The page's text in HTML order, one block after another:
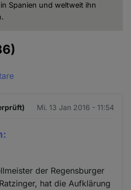
Spanien und weltweit ihn
Mi. 13 Jan 2016 - 11:54
der Regensburger
hat die Aufklärung